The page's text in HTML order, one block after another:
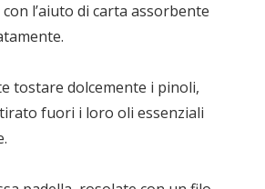
l’aiuto di carta assorbente
tostare dolcemente i pinoli,
fuori i loro oli essenziali